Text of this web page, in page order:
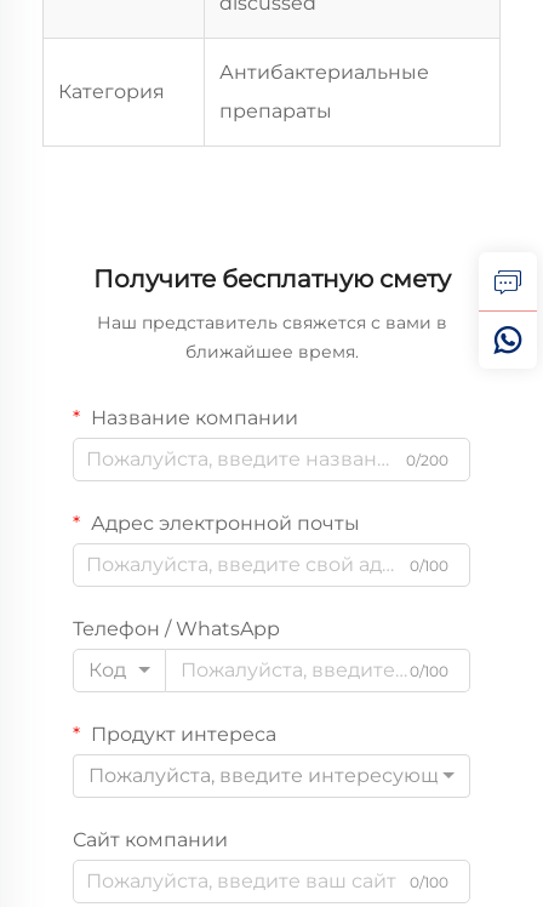
Категория
Антибактериальные
препараты
Получите бесплатную смету
Наш представитель свяжется с вами в
ближайшее время.
Название компании
0/200
Адрес электронной почты
0/100
Телефон / WhatsApp
Код
0/100
Продукт интереса
Пожалуйста, введите интересующий вас
Сайт компании
0/100